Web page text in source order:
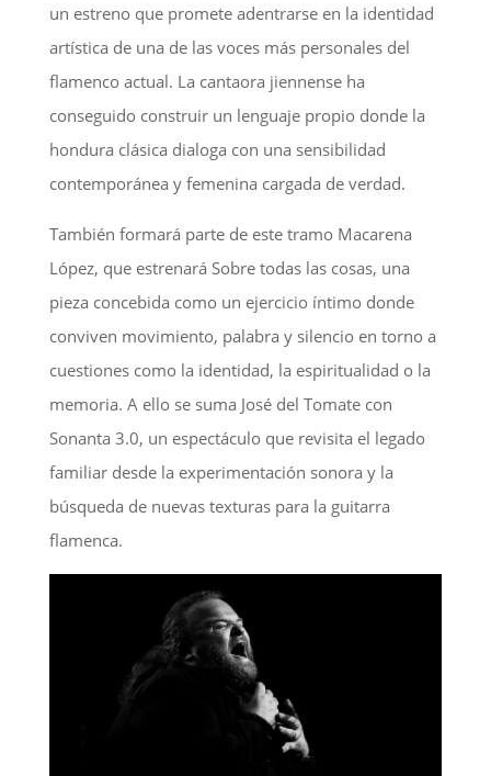
un estreno que promete adentrarse en la identidad
artística de una de las voces más personales del
flamenco actual. La cantaora jiennense ha
conseguido construir un lenguaje propio donde la
hondura clásica dialoga con una sensibilidad
contemporánea y femenina cargada de verdad.
También formará parte de este tramo Macarena
López, que estrenará Sobre todas las cosas, una
pieza concebida como un ejercicio íntimo donde
conviven movimiento, palabra y silencio en torno a
cuestiones como la identidad, la espiritualidad o la
memoria. A ello se suma José del Tomate con
Sonanta 3.0, un espectáculo que revisita el legado
familiar desde la experimentación sonora y la
búsqueda de nuevas texturas para la guitarra
flamenca.